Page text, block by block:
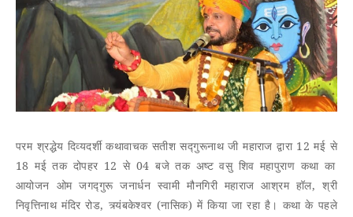
परम श्रद्धेय दिव्यदर्शी कथावाचक सतीश सद्गुरूनाथ जी महाराज द्वारा12मई से
18मई तक दोपहर 12से04बजे तक अष्ट वसु शिव महापुराण कथा का
आयोजन
ओम जगद्गुरू जनार्धन स्वामी मौनगिरी महाराज आश्रम हॉल,श्री
निवृत्तिनाथ मंदिर रोड, त्र्यंबकेश्वर (नासिक) में किया जा रहा है। कथा के पहले